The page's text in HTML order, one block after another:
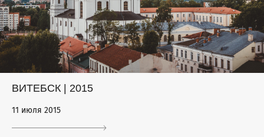
ВИТЕБСК | 2015
11 июля 2015